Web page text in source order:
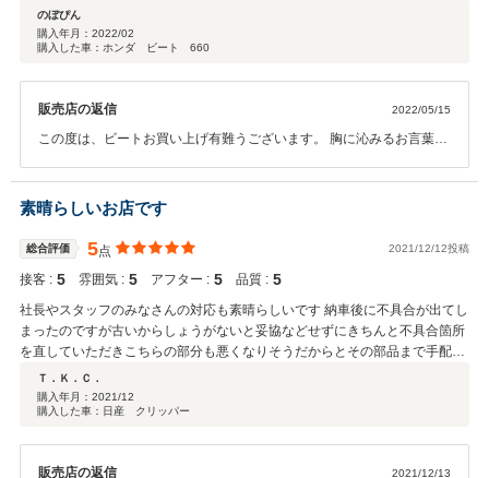
板金の部分がまた微妙な状態に。 ライトは納車後、運転して初めてわかる
トラブルなので仕方ない。板金に関しては店の不手際というより、板金屋の
問題。このことを伝えると、直ちにライトを探し、板金のやり直しの手配
後、なんだかんだ言う店も多い。社長曰く、車を売るのは単に縁の始まり
で、そこからがお客様との付き合いの始まり、と。店に昔からのお客さんが
維持してるが、誠意ある中古ショップはなかなか出会えない。 中古に完璧
はないができる限りの対応を期待できる店に思える。
のぼぴん
購入年月： 2022/02
購入した車：ホンダ ビート 660
販売店の返信 2022/05/15
この度は、ビートお買い上げ有難うございます。 胸に沁みるお言葉有
今後ともご指導の程宜しくお願い致します。 又お暇な時御座いました
らご来店、お食事でも如何ですか。 スタッフ一同心よりお待ちしてお
ります。
素晴らしいお店です
総合評価 5点 2021/12/12投稿
接客 : 5 雰囲気 : 5 アフター : 5 品質 : 5
社長やスタッフのみなさんの対応も素晴らしいです 納車後に不具合が出てし
まったのですが古いからしょうがないと妥協などせずにきちんと不具合箇所
を直していただきこちらの部分も悪くなりそうだからとその部品まで手配し
て交換していただき感謝しかありません ありがとうございました アニマル
さんで買って良かったです
Ｔ．Ｋ．Ｃ．
購入年月： 2021/12
購入した車：日産 クリッパー
販売店の返信 2021/12/13